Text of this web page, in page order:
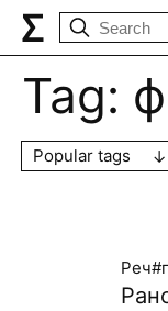
Tag:
Popular tags